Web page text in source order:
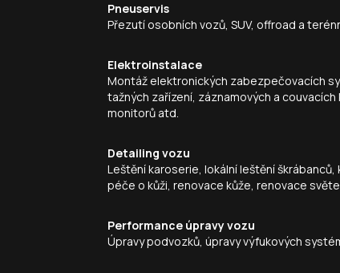
Pneuservis
Přezutí osobních vozů, SUV, offroad a
Elektroinstalace
Montáž elektronických zabezpečovacích
tažných zařízení, záznamových a
monitorů atd.
Detailing vozu
Leštění karoserie, lokální leštění
péče o kůži, renovace kůže, renovace
Performance úpravy vozu
Úpravy podvozků, úpravy výfukových